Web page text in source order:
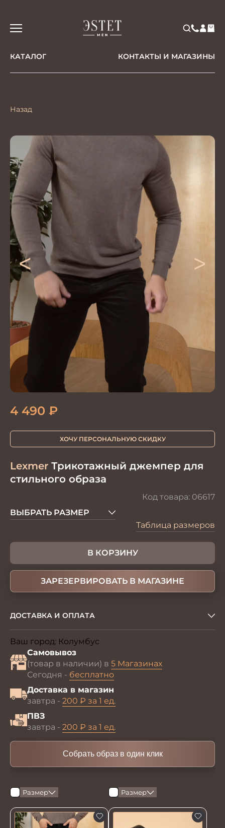
КАТАЛОГ КОНТАКТЫ И МАГАЗИНЫ
Назад
< >
Lexmer Трикотажный джемпер для
стильного образа
Код товара: 06617
4 490 ₽
ХОЧУ ПЕРСОНАЛЬНУЮ СКИДКУ
ВЫБРАТЬ РАЗМЕР
Таблица размеров
В КОРЗИНУ
ЗАРЕЗЕРВИРОВАТЬ В МАГАЗИНЕ
ДОСТАВКА И ОПЛАТА
Ваш город: Колумбус
Самовывоз
(товар в наличии) в 5 Магазинах
Сегодня - бесплатно
Доставка в магазин
завтра - 200 ₽ за 1 ед.
ПВЗ
завтра - 200 ₽ за 1 ед.
Собрать образ в один клик
Размер Размер